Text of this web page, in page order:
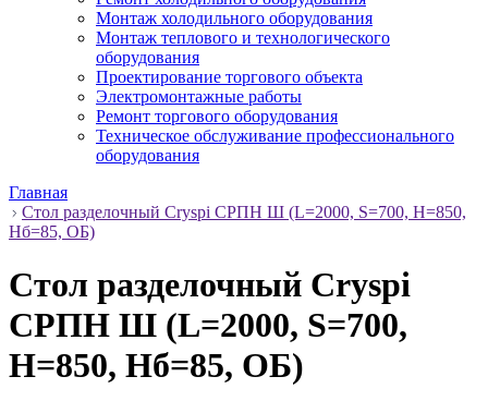
Монтаж холодильного оборудования
Монтаж теплового и технологического
оборудования
Проектирование торгового объекта
Электромонтажные работы
Ремонт торгового оборудования
Техническое обслуживание профессионального
оборудования
Главная
Стол разделочный Cryspi СРПН Ш (L=2000, S=700, H=850,
Hб=85, ОБ)
Стол разделочный Cryspi
СРПН Ш (L=2000, S=700,
H=850, Hб=85, ОБ)